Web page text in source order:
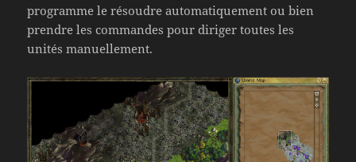
programme le résoudre automatiquement ou bien
prendre les commandes pour diriger toutes les
unités manuellement.